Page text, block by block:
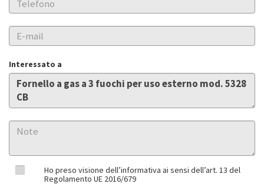
Interessato a
Ho preso visione dell’informativa ai sensi dell’art. 13 del
Regolamento UE 2016/679